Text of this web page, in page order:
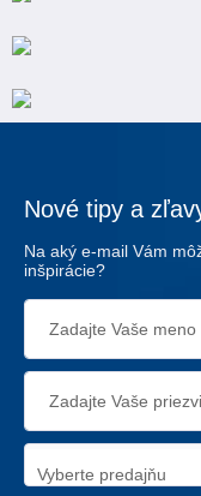
Nové tipy a
Na aký e-mail Vám
inšpirácie?
Vyberte predajňu